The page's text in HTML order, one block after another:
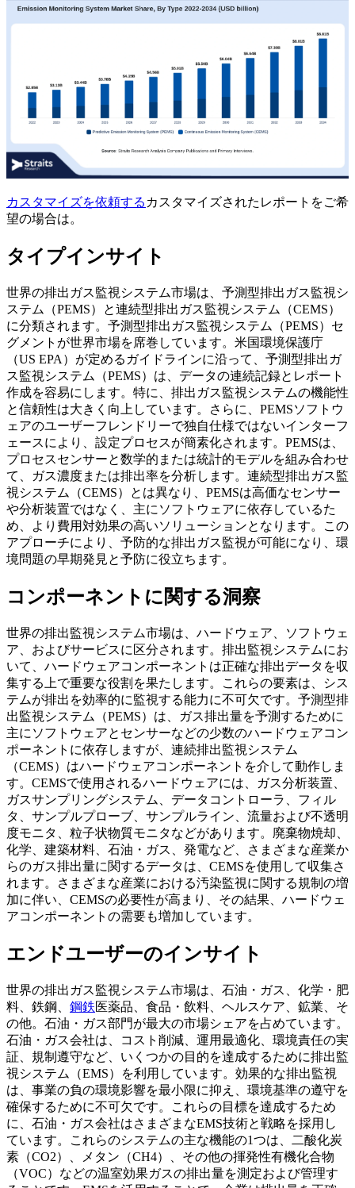
カスタマイズを依頼する カスタマイズされたレポートをご希
望の場合は。
タイプインサイト
世界の排出ガス監視システム市場は、予測型排出ガス監視シ
ステム（PEMS）と連続型排出ガス監視システム（CEMS）
に分類されます。予測型排出ガス監視システム（PEMS）セ
グメントが世界市場を席巻しています。米国環境保護庁
（US EPA）が定めるガイドラインに沿って、予測型排出ガ
ス監視システム（PEMS）は、データの連続記録とレポート
作成を容易にします。特に、排出ガス監視システムの機能性
と信頼性は大きく向上しています。さらに、PEMSソフトウ
ェアのユーザーフレンドリーで独自仕様ではないインターフ
ェースにより、設定プロセスが簡素化されます。PEMSは、
プロセスセンサーと数学的または統計的モデルを組み合わせ
て、ガス濃度または排出率を分析します。連続型排出ガス監
視システム（CEMS）とは異なり、PEMSは高価なセンサー
や分析装置ではなく、主にソフトウェアに依存しているた
め、より費用対効果の高いソリューションとなります。この
アプローチにより、予防的な排出ガス監視が可能になり、環
境問題の早期発見と予防に役立ちます。
コンポーネントに関する洞察
世界の排出監視システム市場は、ハードウェア、ソフトウェ
ア、およびサービスに区分されます。排出監視システムにお
いて、ハードウェアコンポーネントは正確な排出データを収
集する上で重要な役割を果たします。これらの要素は、シス
テムが排出を効率的に監視する能力に不可欠です。予測型排
出監視システム（PEMS）は、ガス排出量を予測するために
主にソフトウェアとセンサーなどの少数のハードウェアコン
ポーネントに依存しますが、連続排出監視システム
（CEMS）はハードウェアコンポーネントを介して動作しま
す。CEMSで使用されるハードウェアには、ガス分析装置、
ガスサンプリングシステム、データコントローラ、フィル
タ、サンプルプローブ、サンプルライン、流量および不透明
度モニタ、粒子状物質モニタなどがあります。廃棄物焼却、
化学、建築材料、石油・ガス、発電など、さまざまな産業か
らのガス排出量に関するデータは、CEMSを使用して収集さ
れます。さまざまな産業における汚染監視に関する規制の増
加に伴い、CEMSの必要性が高まり、その結果、ハードウェ
アコンポーネントの需要も増加しています。
エンドユーザーのインサイト
世界の排出ガス監視システム市場は、石油・ガス、化学・肥
料、鉄鋼、 鋼鉄医薬品、食品・飲料、ヘルスケア、鉱業、そ
の他。石油・ガス部門が最大の市場シェアを占めています。
石油・ガス会社は、コスト削減、運用最適化、環境責任の実
証、規制遵守など、いくつかの目的を達成するために排出監
視システム（EMS）を利用しています。効果的な排出監視
は、事業の負の環境影響を最小限に抑え、環境基準の遵守を
確保するために不可欠です。これらの目標を達成するため
に、石油・ガス会社はさまざまなEMS技術と戦略を採用し
ています。これらのシステムの主な機能の1つは、二酸化炭
素（CO2）、メタン（CH4）、その他の揮発性有機化合物
（VOC）などの温室効果ガスの排出量を測定および管理す